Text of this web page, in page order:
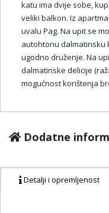
katu ima dvije sobe,
veliki balkon. Iz
uvalu Pag. Na upit se
autohtonu dalmatinsku
ugodno druženje. Na
dalmatinske delicije
mogućnost korištenja
Dodatne
Detalji i opremljenost